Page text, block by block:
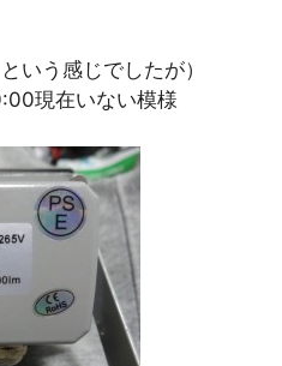
いう感じでしたが）
現在いない模様